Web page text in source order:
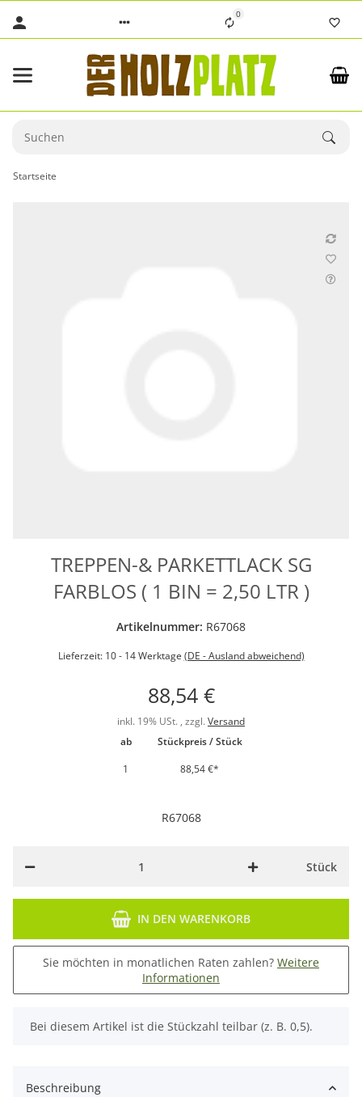
0
Startseite
TREPPEN-& PARKETTLACK SG
FARBLOS ( 1 BIN = 2,50 LTR )
Artikelnummer: R67068
Lieferzeit: 10 - 14 Werktage (DE - Ausland abweichend)
88,54 €
inkl. 19% USt. , zzgl. Versand
ab
Stückpreis / Stück
1
88,54 €*
R67068
Stück
IN DEN WARENKORB
Sie möchten in monatlichen Raten zahlen? Weitere
Informationen
x
Bei diesem Artikel ist die Stückzahl teilbar (z. B. 0,5).
Beschreibung